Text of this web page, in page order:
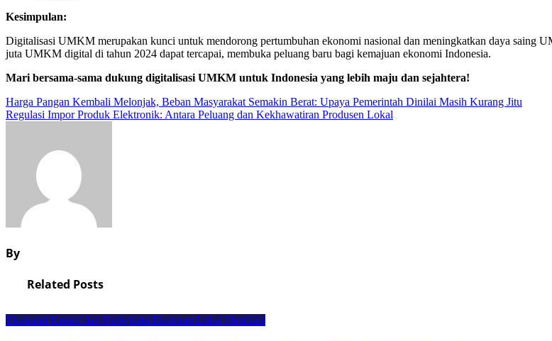
Kesimpulan:
Digitalisasi UMKM merupakan kunci untuk mendorong pertumbuhan ekonomi nasional dan meningkatkan daya saing
juta UMKM digital di tahun 2024 dapat tercapai, membuka peluang baru bagi kemajuan ekonomi Indonesia.
Mari bersama-sama dukung digitalisasi UMKM untuk Indonesia yang lebih maju dan sejahtera!
Navigasi
Harga Pangan Kembali Melonjak, Beban Masyarakat Semakin Berat: Upaya Pemerintah Dinilai Masih Kurang Jitu
Regulasi Impor Produk Elektronik: Antara Peluang dan Kekhawatiran Produsen Lokal
By
Related Posts
Ekonomi Kreatif dan Pariwisata Ekonomi Lokal Headline